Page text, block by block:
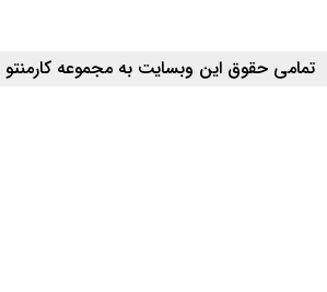
تمامی حقوق این وبسایت به مجموعه کارمنتو